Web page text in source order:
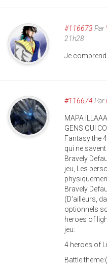
#116673 Par
21h28
Je
#116674 Par
MAPA
GENS QUI
Fantasy the
qui ne
Bravely
jeu, Les
Bravely
(D'ailleurs,
optionnels
heroes of
jeu:
4 heroes of
Battle